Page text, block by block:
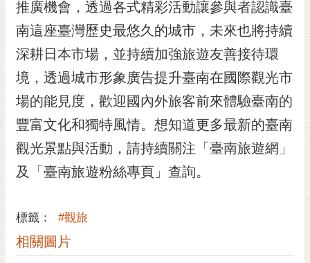
推廣機會，透過各式精彩活動讓參與者認識臺
南這座臺灣歷史最悠久的城市，未來也將持續
深耕日本市場，並持續加強旅遊友善接待環
境，透過城市形象廣告提升臺南在國際觀光市
場的能見度，歡迎國內外旅客前來體驗臺南的
豐富文化和獨特風情。想知道更多最新的臺南
觀光景點與活動，請持續關注「臺南旅遊網」
及「臺南旅遊粉絲專頁」查詢。
標籤： #觀旅
相關圖片